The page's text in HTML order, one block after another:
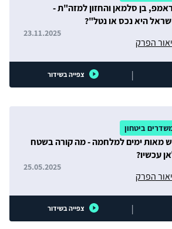
בן סלמאן והחזון למזה"ת -
היא נכס או נטל"?
הפרק
23.11.2025
| צפייה בשידור
ביטחון
מאות ימים למלחמה - מה קורה בשטח
עכשיו?
הפרק
25.05.2025
| צפייה בשידור